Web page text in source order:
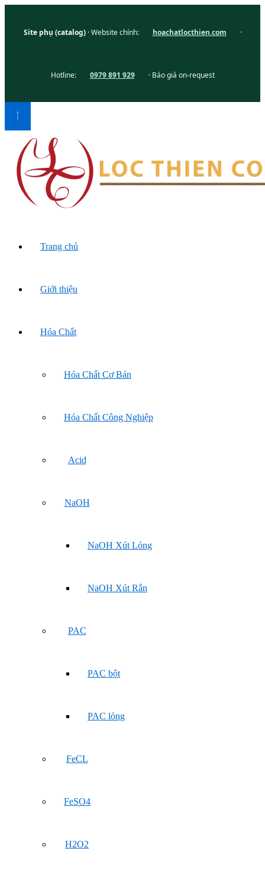
Site phụ (catalog)· Website chính: hoachatlocthien.com ·
Hotline: 0979 891 929 · Báo giá on-request
Trang chủ
Giới thiệu
Hóa Chất
Hóa Chất Cơ Bản
Hóa Chất Công Nghiệp
Acid
NaOH
NaOH Xút Lỏng
NaOH Xút Rắn
PAC
PAC bột
PAC lỏng
FeCL
FeSO4
H2O2